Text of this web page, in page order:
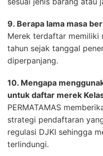
9. Berapa lama masa
Merek terdaftar memiliki
tahun sejak tanggal
diperpanjang.
10. Mengapa
untuk daftar merek
PERMATAMAS
strategi pendaftaran
regulasi DJKI sehingga
terlindungi.